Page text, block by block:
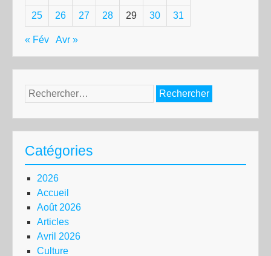
25 26 27 28 29 30 31
« Fév Avr »
Rechercher :
Catégories
2026
Accueil
Août 2026
Articles
Avril 2026
Culture